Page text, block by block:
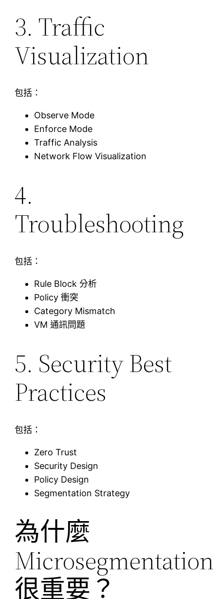
3. Traffic
Visualization
包括：
Observe Mode
Enforce Mode
Traffic Analysis
Network Flow Visualization
4.
Troubleshooting
包括：
Rule Block 分析
Policy 衝突
Category Mismatch
VM 通訊問題
5. Security Best
Practices
包括：
Zero Trust
Security Design
Policy Design
Segmentation Strategy
為什麼
Microsegmentation
很重要？